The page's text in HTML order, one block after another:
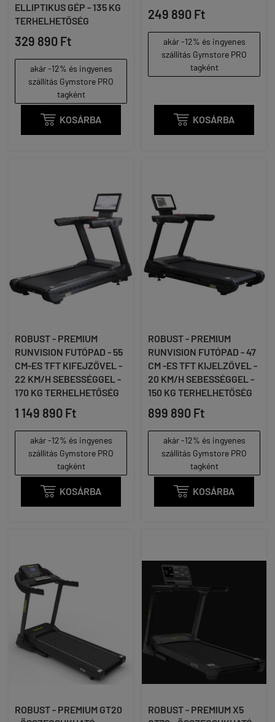
ELLIPTIKUS GÉP - 135 KG
TERHELHETŐSÉG
329 890 Ft
akár -12% és ingyenes
szállítás Gymstore PRO
tagként
 KOSÁRBA
249 890 Ft
akár -12% és ingyenes
szállítás Gymstore PRO
tagként
 KOSÁRBA
ROBUST - PREMIUM
RUNVISION FUTÓPAD - 55
CM-ES TFT KIFEJZŐVEL -
22 KM/H SEBESSÉGGEL -
170 KG TERHELHETŐSÉG
1 149 890 Ft
akár -12% és ingyenes
szállítás Gymstore PRO
tagként
 KOSÁRBA
ROBUST - PREMIUM
RUNVISION FUTÓPAD - 47
CM -ES TFT KIJELZŐVEL -
20 KM/H SEBESSÉGGEL -
150 KG TERHELHETŐSÉG
899 890 Ft
akár -12% és ingyenes
szállítás Gymstore PRO
tagként
 KOSÁRBA
ROBUST - PREMIUM GT20
ROBUST - PREMIUM X5